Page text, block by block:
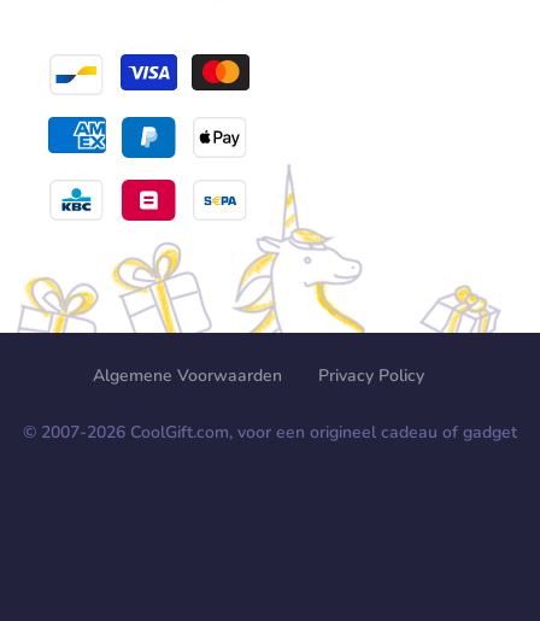
Algemene Voorwaarden Privacy Policy
© 2007-2026 CoolGift.com, voor een origineel cadeau of gadget